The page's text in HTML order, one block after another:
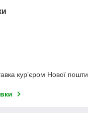
кур'єром Нової пошти